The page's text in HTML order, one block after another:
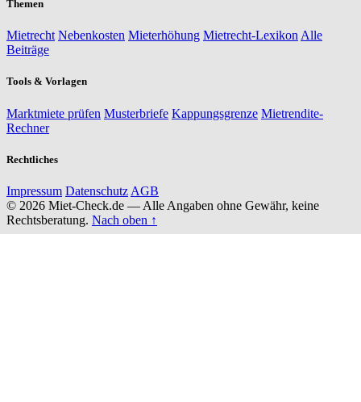
Themen
Mietrecht Nebenkosten Mieterhöhung Mietrecht-Lexikon Alle
Beiträge
Tools & Vorlagen
Marktmiete prüfen Musterbriefe Kappungsgrenze Mietrendite-
Rechner
Rechtliches
Impressum Datenschutz AGB
© 2026 Miet-Check.de — Alle Angaben ohne Gewähr, keine
Rechtsberatung. Nach oben ↑